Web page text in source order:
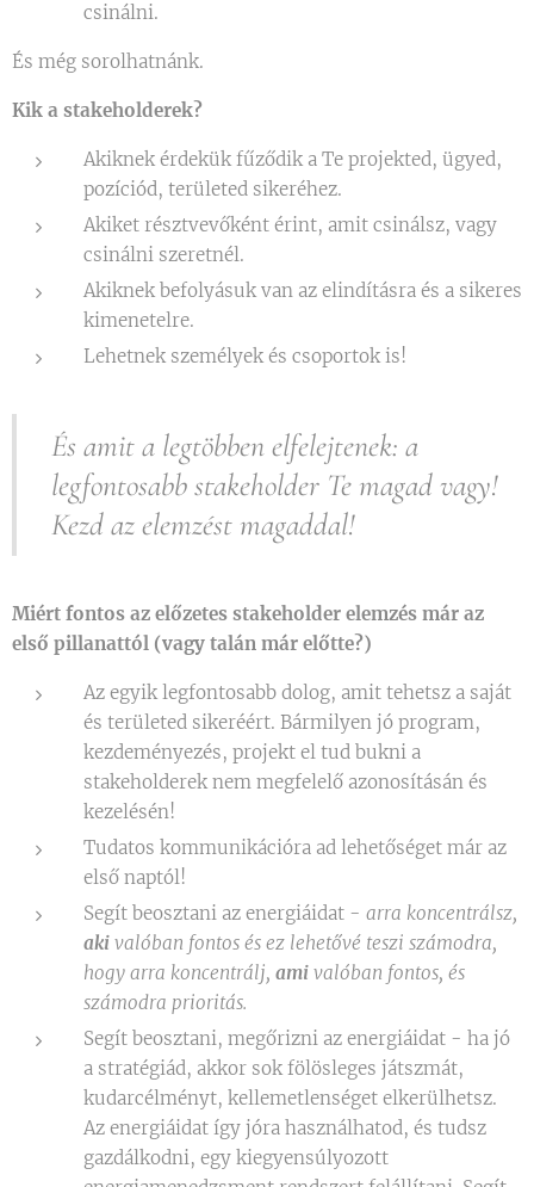
csinálni.
És még sorolhatnánk.
Kik a stakeholderek?
Akiknek érdekük fűződik a Te projekted, ügyed,
pozíciód, területed sikeréhez.
Akiket résztvevőként érint, amit csinálsz, vagy
csinálni szeretnél.
Akiknek befolyásuk van az elindításra és a sikeres
kimenetelre.
Lehetnek személyek és csoportok is!
És amit a legtöbben elfelejtenek: a
legfontosabb stakeholder Te magad vagy!
Kezd az elemzést magaddal!
Miért fontos az előzetes stakeholder elemzés már az
első pillanattól (vagy talán már előtte?)
Az egyik legfontosabb dolog, amit tehetsz a saját
és területed sikeréért. Bármilyen jó program,
kezdeményezés, projekt el tud bukni a
stakeholderek nem megfelelő azonosításán és
kezelésén!
Tudatos kommunikációra ad lehetőséget már az
első naptól!
Segít beosztani az energiáidat - arra koncentrálsz,
aki valóban fontos és ez lehetővé teszi számodra,
hogy arra koncentrálj, ami valóban fontos, és
számodra prioritás.
Segít beosztani, megőrizni az energiáidat - ha jó
a stratégiád, akkor sok fölösleges játszmát,
kudarcélményt, kellemetlenséget elkerülhetsz.
Az energiáidat így jóra használhatod, és tudsz
gazdálkodni, egy kiegyensúlyozott